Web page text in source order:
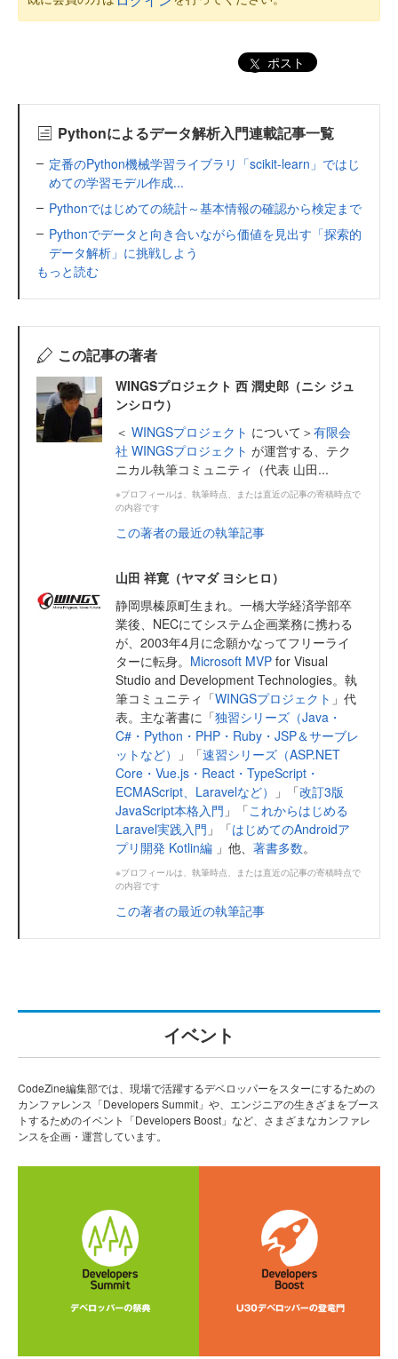
ポスト
Pythonによるデータ解析入門連載記事一覧
定番のPython機械学習ライブラリ「scikit-learn」ではじ
めての学習モデル作成...
Pythonではじめての統計～基本情報の確認から検定まで
Pythonでデータと向き合いながら価値を見出す「探索的
データ解析」に挑戦しよう
もっと読む
この記事の著者
WINGSプロジェクト 西 潤史郎（ニシ ジュ
ンシロウ）
＜ WINGSプロジェクト について＞有限会
社 WINGSプロジェクト が運営する、テク
ニカル執筆コミュニティ（代表 山田...
※プロフィールは、執筆時点、または直近の記事の寄稿時点で
の内容です
この著者の最近の執筆記事
山田 祥寛（ヤマダ ヨシヒロ）
静岡県榛原町生まれ。一橋大学経済学部卒
業後、NECにてシステム企画業務に携わる
が、2003年4月に念願かなってフリーライ
ターに転身。 Microsoft MVP for Visual
Studio and Development Technologies。執
筆コミュニティ「WINGSプロジェクト 」代
表。主な著書に「独習シリーズ（Java・
C#・Python・PHP・Ruby・JSP＆サーブレ
ットなど）
」「速習シリーズ（ASP.NET
Core・Vue.js・React・TypeScript・
ECMAScript、Laravelなど）
」「改訂3版
JavaScript本格入門 」「これからはじめる
Laravel実践入門 」「はじめてのAndroidア
プリ開発 Kotlin編 」他、 著書多数。
※プロフィールは、執筆時点、または直近の記事の寄稿時点で
の内容です
この著者の最近の執筆記事
イベント
CodeZine編集部では、現場で活躍するデベロッパーをスターにするための
カンファレンス「Developers Summit」や、エンジニアの生きざまをブース
トするためのイベント「Developers Boost」など、さまざまなカンファレ
ンスを企画・運営しています。